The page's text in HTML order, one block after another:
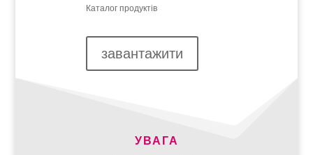
Каталог продуктів
завантажити
УВАГА